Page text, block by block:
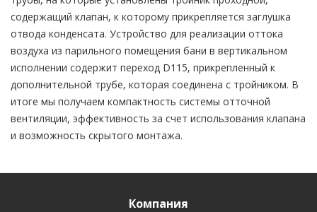
содержащий клапан, к которому прикрепляется заглушка
отвода конденсата. Устройство для реализации оттока
воздуха из парильного помещения бани в вертикальном
исполнении содержит переход D115, прикрепленный к
дополнительной трубе, которая соединена с тройником. В
итоге мы получаем компактность системы отточной
вентиляции, эффективность за счет использования клапана
и возможность скрытого монтажа.
Компания